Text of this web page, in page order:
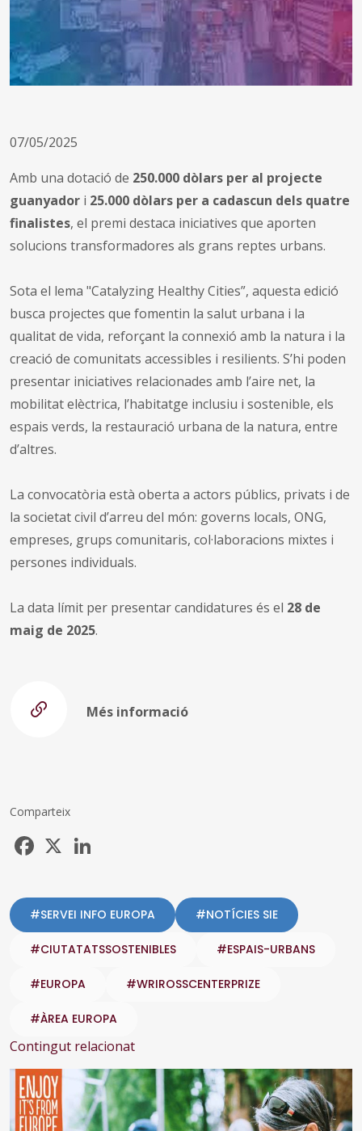
07/05/2025
Amb una dotació de 250.000 dòlars per al projecte
guanyador i 25.000 dòlars per a cadascun dels quatre
finalistes, el premi destaca iniciatives que aporten
solucions transformadores als grans reptes urbans.
Sota el lema "Catalyzing Healthy Cities”, aquesta edició
busca projectes que fomentin la salut urbana i la
qualitat de vida, reforçant la connexió amb la natura i la
creació de comunitats accessibles i resilients. S’hi poden
presentar iniciatives relacionades amb l’aire net, la
mobilitat elèctrica, l’habitatge inclusiu i sostenible, els
espais verds, la restauració urbana de la natura, entre
d’altres.
La convocatòria està oberta a actors públics, privats i de
la societat civil d’arreu del món: governs locals, ONG,
empreses, grups comunitaris, col·laboracions mixtes i
persones individuals.
La data límit per presentar candidatures és el 28 de
maig de 2025.
Més informació
Comparteix
Facebook
#SERVEI INFO EUROPA #NOTÍCIES SIE
#CIUTATATSSOSTENIBLES #ESPAIS-URBANS
#EUROPA #WRIROSSCENTERPRIZE
#ÀREA EUROPA
Contingut relacionat